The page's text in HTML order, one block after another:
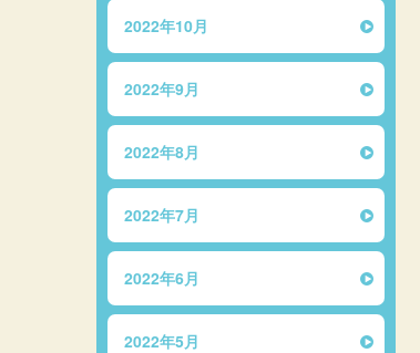
2022年10月
2022年9月
2022年8月
2022年7月
2022年6月
2022年5月